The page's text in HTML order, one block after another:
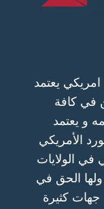
يعتمد
في كافة
و يعتمد
الأمريكي
في الولايات
ولها الحق في
جهات كثيرة